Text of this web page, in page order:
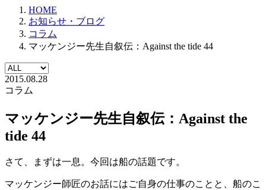
HOME
お知らせ・ブログ
コラム
マッケンジー先生自叙伝：Against the tide 44
2015.08.28
コラム
マッケンジー先生自叙伝：Against the
tide 44
さて、まずは一息。今回は船の話題です。
マッケンジー師匠のお話にはご自身の仕事のことと、船のこ